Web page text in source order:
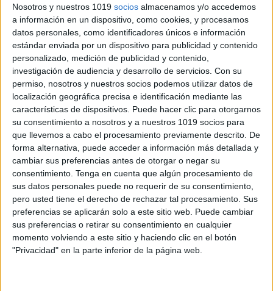
Nosotros y nuestros 1019 socios almacenamos y/o accedemos
a información en un dispositivo, como cookies, y procesamos
datos personales, como identificadores únicos e información
estándar enviada por un dispositivo para publicidad y contenido
personalizado, medición de publicidad y contenido,
investigación de audiencia y desarrollo de servicios. Con su
permiso, nosotros y nuestros socios podemos utilizar datos de
localización geográfica precisa e identificación mediante las
características de dispositivos. Puede hacer clic para otorgarnos
su consentimiento a nosotros y a nuestros 1019 socios para
que llevemos a cabo el procesamiento previamente descrito. De
forma alternativa, puede acceder a información más detallada y
cambiar sus preferencias antes de otorgar o negar su
consentimiento. Tenga en cuenta que algún procesamiento de
sus datos personales puede no requerir de su consentimiento,
pero usted tiene el derecho de rechazar tal procesamiento. Sus
preferencias se aplicarán solo a este sitio web. Puede cambiar
sus preferencias o retirar su consentimiento en cualquier
momento volviendo a este sitio y haciendo clic en el botón
"Privacidad" en la parte inferior de la página web.